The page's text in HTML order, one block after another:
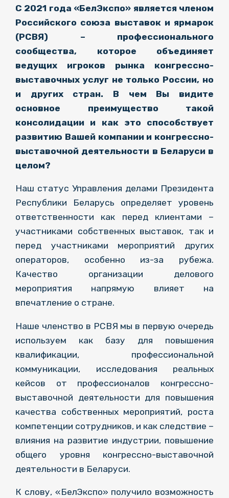
С 2021 года «БелЭкспо» является членом
Российского союза выставок и ярмарок
(РСВЯ) – профессионального
сообщества, которое объединяет
ведущих игроков рынка конгрессно-
выставочных услуг не только России, но
и других стран. В чем Вы видите
основное преимущество такой
консолидации и как это способствует
развитию Вашей компании и конгрессно-
выставочной деятельности в Беларуси в
целом?
Наш статус Управления делами Президента
Республики Беларусь определяет уровень
ответственности как перед клиентами –
участниками собственных выставок, так и
перед участниками мероприятий других
операторов, особенно из-за рубежа.
Качество организации делового
мероприятия напрямую влияет на
впечатление о стране.
Наше членство в РСВЯ мы в первую очередь
используем как базу для повышения
квалификации, профессиональной
коммуникации, исследования реальных
кейсов от профессионалов конгрессно-
выставочной деятельности для повышения
качества собственных мероприятий, роста
компетенции сотрудников, и как следствие –
влияния на развитие индустрии, повышение
общего уровня конгрессно-выставочной
деятельности в Беларуси.
К слову, «БелЭкспо» получило возможность